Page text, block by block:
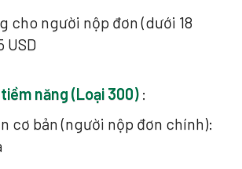
cho người nộp đơn (dưới 18
USD
năng (Loại 300):
cơ bản (người nộp đơn chính):